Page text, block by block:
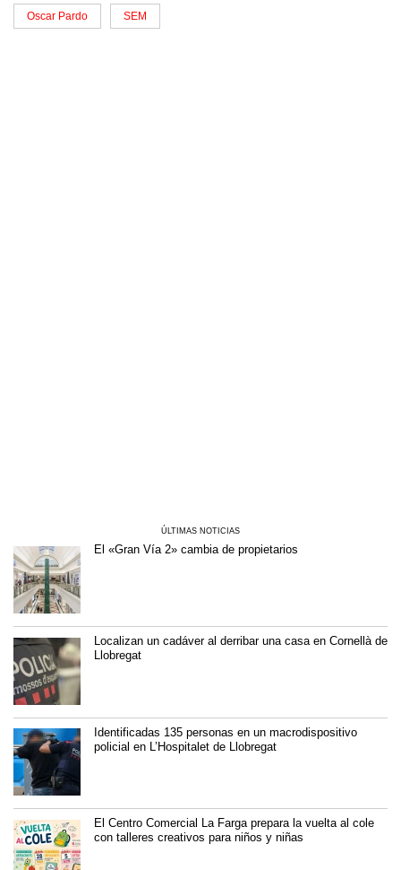
Oscar Pardo SEM
ÚLTIMAS NOTICIAS
El «Gran Vía 2» cambia de propietarios
Localizan un cadáver al derribar una casa en Cornellà de
Llobregat
Identificadas 135 personas en un macrodispositivo
policial en L’Hospitalet de Llobregat
El Centro Comercial La Farga prepara la vuelta al cole
con talleres creativos para niños y niñas